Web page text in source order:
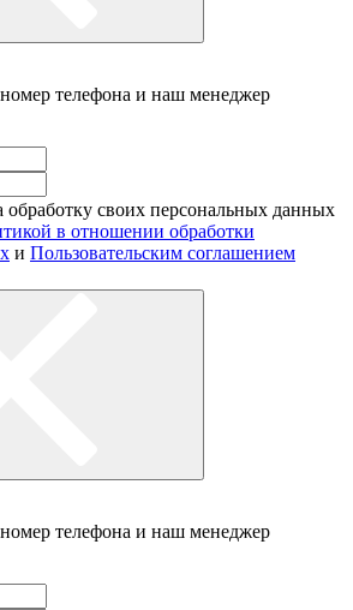
телефона и наш менеджер
обработку своих персональных данных
в отношении обработки
и Пользовательским соглашением
телефона и наш менеджер